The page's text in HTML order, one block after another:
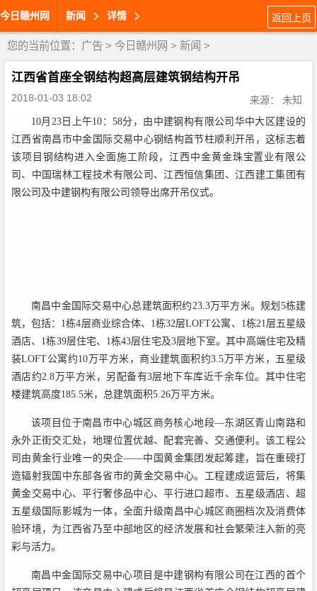
今日赣州网 新闻 详情 返回上页
您的当前位置： 广告 > 今日赣州网 > 新闻 >
江西省首座全钢结构超高层建筑钢结构开吊
2018-01-03 18:02 来源： 未知
10月23日上午10：58分，由中建钢构有限公司华中大区建设的
江西省南昌市中金国际交易中心钢结构首节柱顺利开吊，这标志着
该项目钢结构进入全面施工阶段，江西中金黄金珠宝置业有限公
司、中国瑞林工程技术有限公司、江西恒信集团、江西建工集团有
限公司及中建钢构有限公司领导出席开吊仪式。
南昌中金国际交易中心总建筑面积约23.3万平方米。规划5栋建
筑，包括：1栋4层商业综合体、1栋32层LOFT公寓、1栋21层五星级
酒店、1栋39层住宅、1栋43层住宅及3层地下室。其中高端住宅及精
装LOFT公寓约10万平方米，商业建筑面积约3.5万平方米，五星级
酒店约2.8万平方米，另配备有3层地下车库近千余车位。其中住宅
楼建筑高度185.5米，总建筑面积5.26万平方米。
该项目位于南昌市中心城区商务核心地段—东湖区青山南路和
永外正街交汇处，地理位置优越、配套完善、交通便利。该工程公
司由黄金行业唯一的央企——中国黄金集团发起筹建，旨在重磅打
造辐射我国中东部各省市的黄金交易中心。工程建成运营后，将集
黄金交易中心、平行奢侈品中心、平行进口超市、五星级酒店、超
五星级国际影城为一体，全面升级南昌中心城区商圈档次及消费体
验环境，为江西省乃至中部地区的经济发展和社会繁荣注入新的亮
彩与活力。
南昌中金国际交易中心项目是中建钢构有限公司在江西的首个